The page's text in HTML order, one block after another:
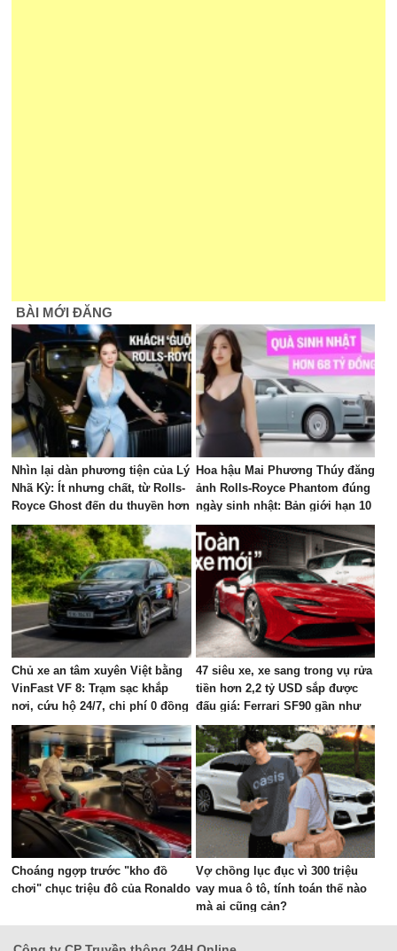
BÀI MỚI ĐĂNG
Nhìn lại dàn phương tiện của Lý
Nhã Kỳ: Ít nhưng chất, từ Rolls-
Royce Ghost đến du thuyền hơn
100 tỷ đồng
Hoa hậu Mai Phương Thúy đăng
ảnh Rolls-Royce Phantom đúng
ngày sinh nhật: Bản giới hạn 10
chiếc toàn cầu, giá quy đổi gần
68 tỷ đồng
Chủ xe an tâm xuyên Việt bằng
VinFast VF 8: Trạm sạc khắp
nơi, cứu hộ 24/7, chi phí 0 đồng
47 siêu xe, xe sang trong vụ rửa
tiền hơn 2,2 tỷ USD sắp được
đấu giá: Ferrari SF90 gần như
mới, Rolls-Royce xếp hàng dài
Choáng ngợp trước "kho đồ
chơi" chục triệu đô của Ronaldo
Vợ chồng lục đục vì 300 triệu
vay mua ô tô, tính toán thế nào
mà ai cũng cản?